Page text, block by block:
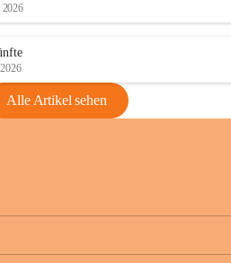
2026
Alle Artikel sehen